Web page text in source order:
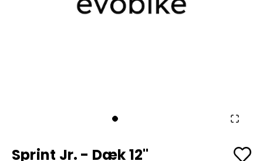
Sprint Jr. - Dæk 12"